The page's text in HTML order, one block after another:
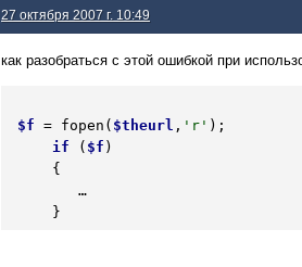
27 октября 2007 г. 10:49
как разобраться с этой ошибкой при
$f = fopen( $theurl , 'r' );
if ( $f )
     }